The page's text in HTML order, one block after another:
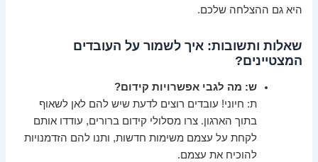
היא גם ההצלחה שלכם.
שאלות ותשובות: איך לשמור על העובדים
המצטיינים?
ש: מה לגבי אפשרויות קידום?
ת: חיוני! עובדים רוצים לדעת שיש להם לאן לשאוף
בתוך הארגון. צרו מסלולי קידום ברורים, עודדו אותם
לקחת על עצמם משימות חדשות, ותנו להם הזדמנויות
להוכיח את עצמם.